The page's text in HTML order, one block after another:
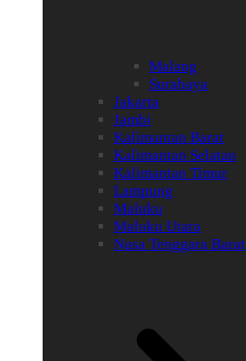
Malang
Surabaya
Jakarta
Jambi
Kalimantan Barat
Kalimantan Selatan
Kalimantan Timur
Lampung
Maluku
Maluku Utara
Nusa Tenggara Barat